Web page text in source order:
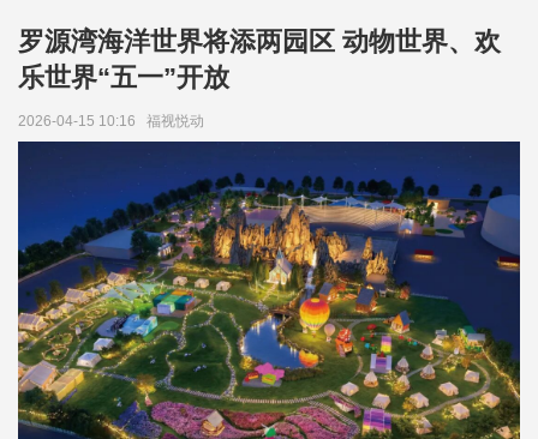
罗源湾海洋世界将添两园区 动物世界、欢
乐世界“五一”开放
2026-04-15 10:16 福视悦动